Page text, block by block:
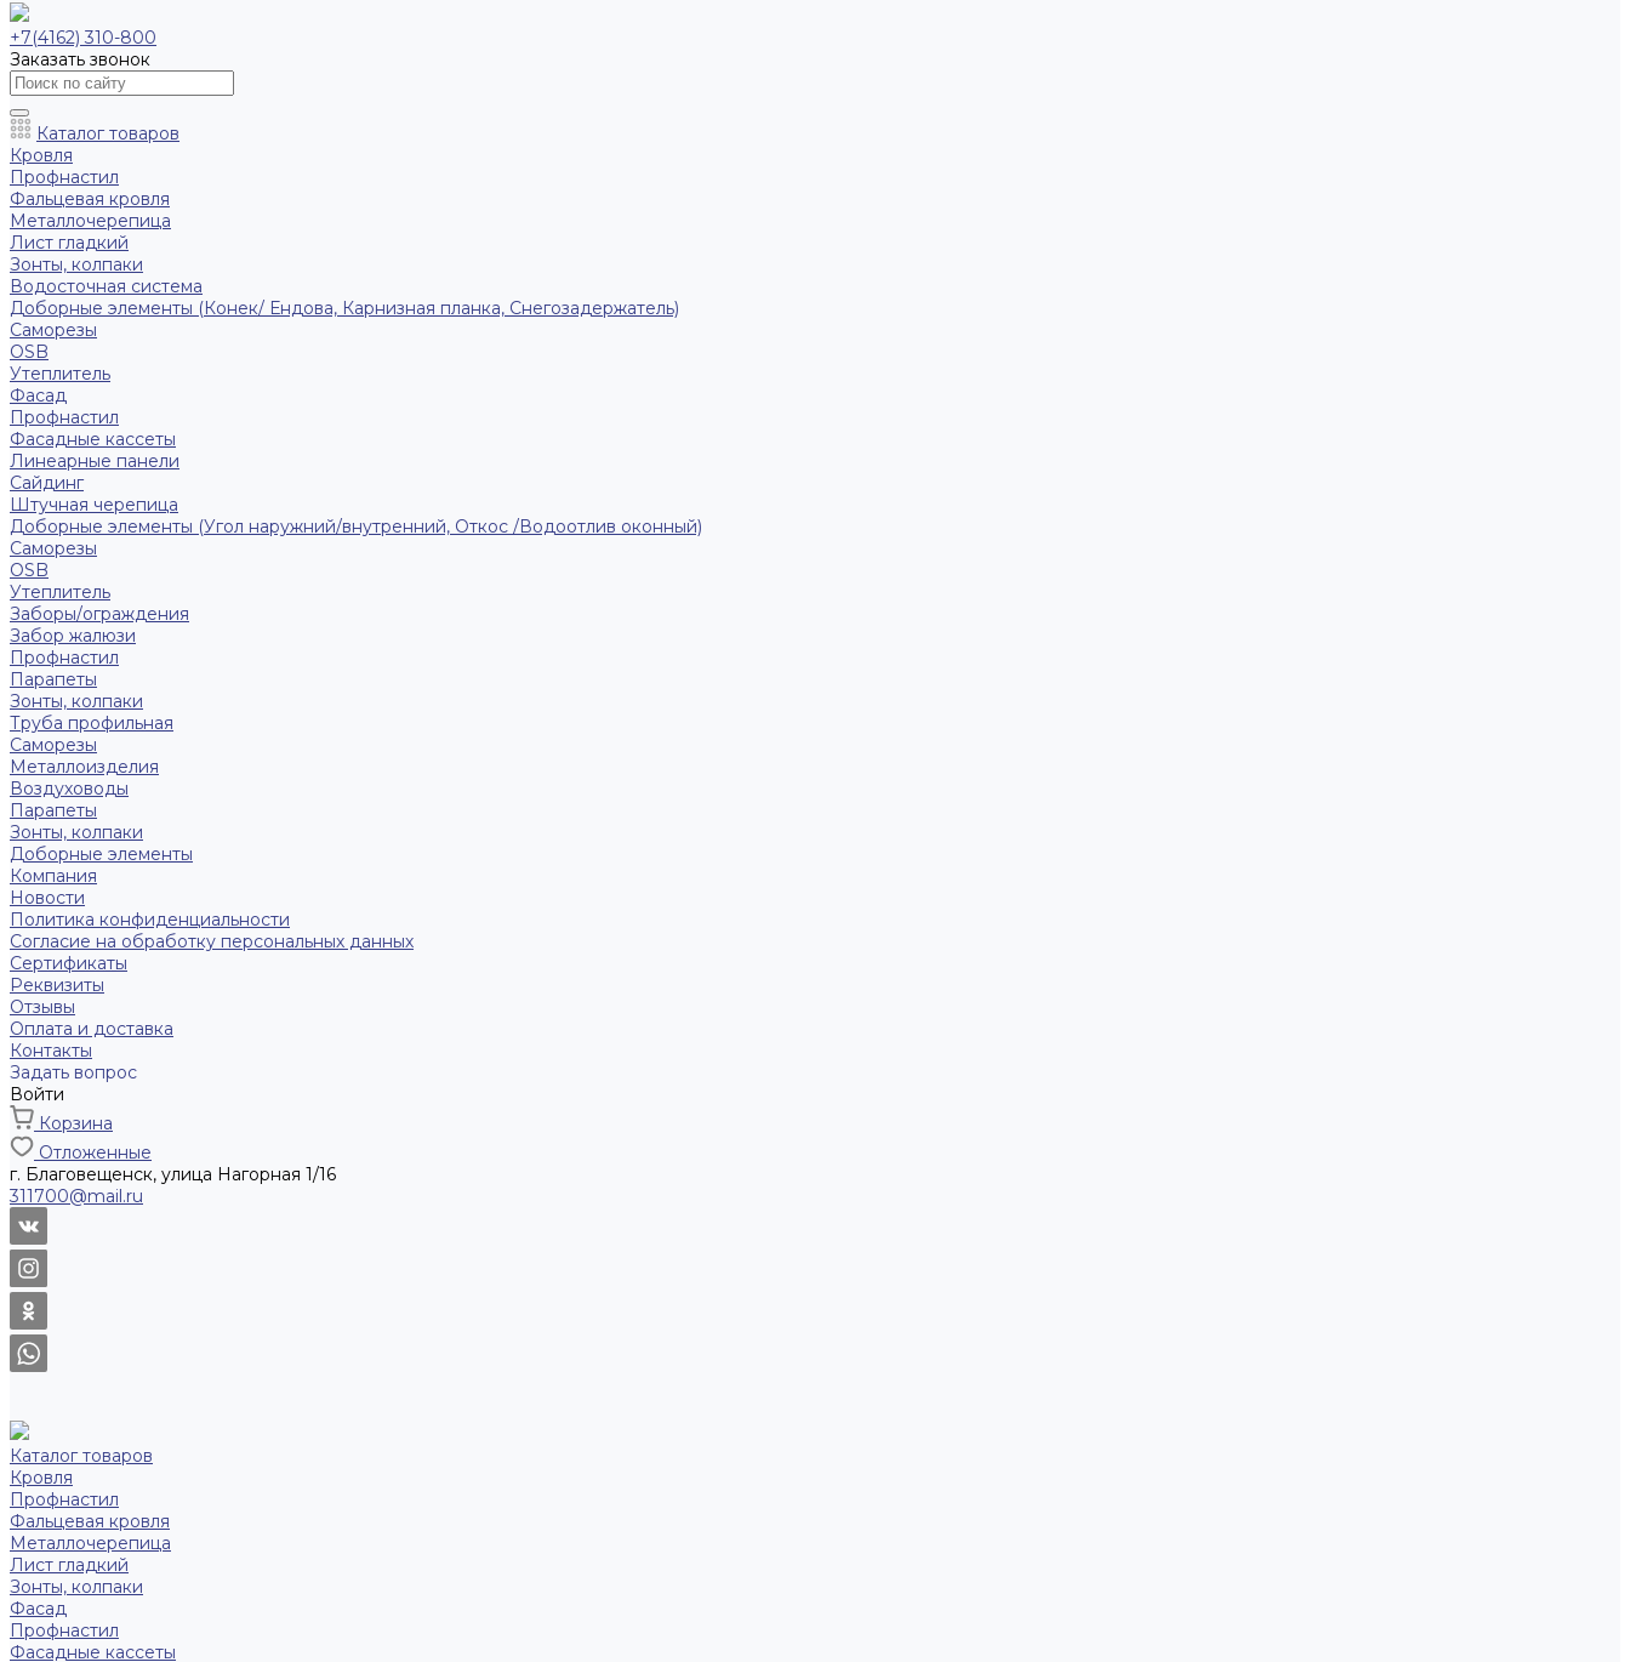
+7(4162) 310-800
Заказать звонок
Каталог товаров
Кровля
Профнастил
Фальцевая кровля
Металлочерепица
Лист гладкий
Зонты, колпаки
Водосточная система
Доборные элементы (Конек/ Ендова, Карнизная планка, Снегозадержатель)
Саморезы
ОSB
Утеплитель
Фасад
Профнастил
Фасадные кассеты
Линеарные панели
Сайдинг
Штучная черепица
Доборные элементы (Угол наружний/внутренний, Откос /Водоотлив оконный)
Саморезы
OSB
Утеплитель
Заборы/ограждения
Забор жалюзи
Профнастил
Парапеты
Зонты, колпаки
Труба профильная
Саморезы
Металлоизделия
Воздуховоды
Парапеты
Зонты, колпаки
Доборные элементы
Компания
Новости
Политика конфиденциальности
Согласие на обработку персональных данных
Сертификаты
Реквизиты
Отзывы
Оплата и доставка
Контакты
Задать вопрос
Войти
Корзина
Отложенные
г. Благовещенск, улица Нагорная 1/16
311700@mail.ru
Каталог товаров
Кровля
Профнастил
Фальцевая кровля
Металлочерепица
Лист гладкий
Зонты, колпаки
Фасад
Профнастил
Фасадные кассеты